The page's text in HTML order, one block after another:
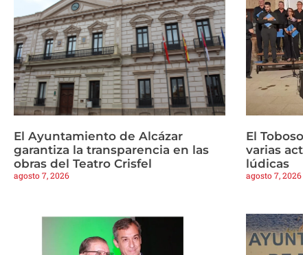
El Ayuntamiento de Alcázar
garantiza la transparencia en las
obras del Teatro Crisfel
agosto 7, 2026
El
varias
lúdicas
agosto 7, 2026